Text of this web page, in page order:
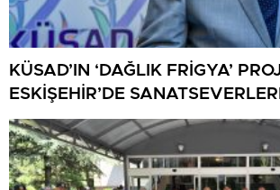
KÜSAD’IN ‘DAĞLIK FRİGYA’
ESKİŞEHİR’DE
BULUŞUYOR